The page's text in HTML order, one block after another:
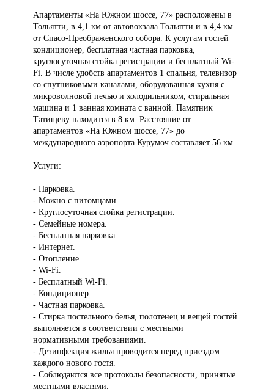
Апартаменты «НаЮжном шоссе, 77» расположены в
Тольятти, в 4,1 км от автовокзала Тольятти и в 4,4 км
от Спасо-Преображенского собора. К услугам гостей
кондиционер, бесплатная частная парковка,
круглосуточная стойка регистрации и бесплатный Wi-
Fi. В числе удобств апартаментов 1 спальня, телевизор
со спутниковыми каналами, оборудованная кухня с
микроволновой печью и холодильником, стиральная
машина и 1 ванная комната с ванной. Памятник
Татищеву находится в 8 км. Расстояние от
апартаментов «На Южном шоссе, 77» до
международного аэропорта Курумоч составляет 56 км.
Услуги:
- Парковка.
- Можно с питомцами.
- Круглосуточная стойка регистрации.
- Семейные номера.
- Бесплатная парковка.
- Интернет.
- Отопление.
- Wi-Fi.
- Бесплатный Wi-Fi.
- Кондиционер.
- Частная парковка.
- Стирка постельного белья, полотенец и вещей гостей
выполняется в соответствии с местными
нормативными требованиями.
- Дезинфекция жилья проводится перед приездом
каждого нового гостя.
- Соблюдаются все протоколы безопасности, принятые
местными властями.